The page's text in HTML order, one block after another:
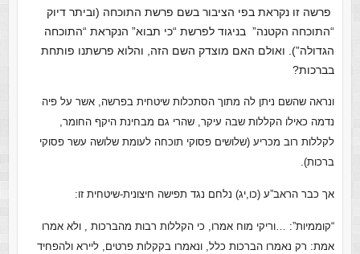
פרשה זו נקראת בפי הציבור בשם פרשת התוכחה (וביתר דיוק
“התוכחה הקטנה” בניגוד לפרשת “כי תבוא” הנקראת “התוכחה
הגדולה”). ואולם האם מוצדק השם הזה, והלוא פרשתנו פותחת
בברכות?
ונראה שהשם ניתן לה מתוך הסתכלות שיטחית בפרשה, אשר על פיה
נדמה כאילו הקללות שבה עיקר, שהרי גם מבחינת היקף החומר,
לקללות רוב מכריע (שלושים פסוקי תוכחה לעומת שלושה עשר פסוקי
ברכות).
אך כבר הראב”ע (כו,יג) נלחם נגד תפישה חיצונית-שיטחית זו:
“קוממיות”: …וריקי מוח אמרו, כי הקללות רבות מהברכות , ולא אמרו
אמת: רק נאמרו הברכות כלל, ונאמרו בקקלות פרטים, ליירא ולהפחיד